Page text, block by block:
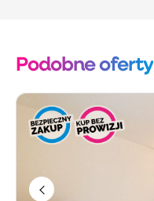
Podobne oferty